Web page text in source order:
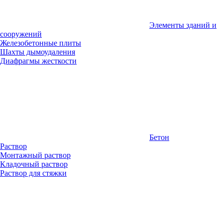
Элементы зданий и
сооружений
Железобетонные плиты
Шахты дымоудаления
Диафрагмы жесткости
Бетон
Раствор
Монтажный раствор
Кладочный раствор
Раствор для стяжки